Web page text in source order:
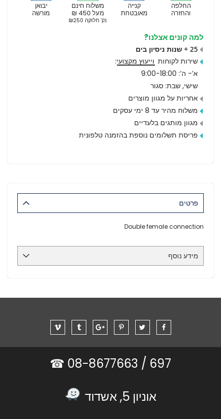
יבואן
מורשה
משלוח חינם
מעל 450 ₪
נק’ חלוקה ₪250
קנייה
מאובטחת
החלפה
והחזרה
למה קונים אצלנו?
25 + שנות ניסיון בים
שירות לקוחות וייעוץ מקצועי:
א’- ה’: 9:00-18:00
שישי, שבת: סגור
אחריות על מגוון מוצרים
משלוח מהיר עד 8 ימי עסקים
מגוון מותגים בלעדיים
פריסת תשלומים נוספת בהזמנה טלפונית
פרטים
Double female connection
מידע נוסף
697 /
אוניון 5, אשדוד